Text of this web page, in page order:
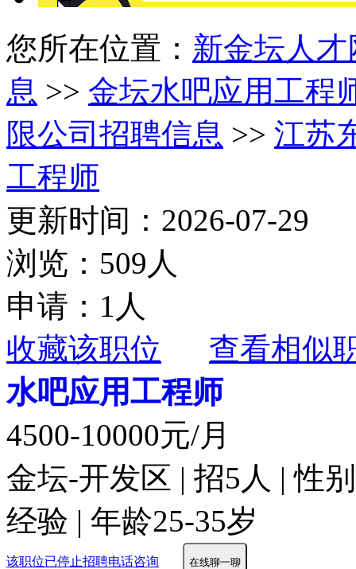
您所在位置： 新金坛人才
息 >> 金坛水吧应用工程
限公司招聘信息 >> 江苏
工程师
更新时间：2026-07-29
浏览：509人
申请：1人
收藏该职位
查看相似
水吧应用工程师
4500-10000元/月
金坛-开发区 | 招5人 | 性
经验 | 年龄25-35岁
该职位已停止招聘电话咨询 在线聊一聊